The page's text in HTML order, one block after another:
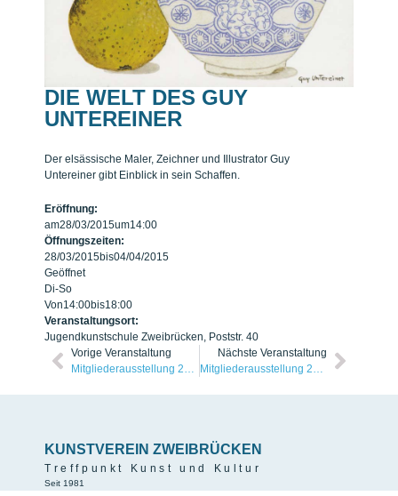
DIE WELT DES GUY
UNTEREINER
Der elsässische Maler, Zeichner und Illustrator Guy
Untereiner gibt Einblick in sein Schaffen.
Eröffnung:
am28/03/2015um14:00
Öffnungszeiten:
28/03/2015bis04/04/2015
Geöffnet
Di-So
Von14:00bis18:00
Veranstaltungsort:
Jugendkunstschule Zweibrücken, Poststr. 40
Vorige Veranstaltung
Mitgliederausstellung 2014
Nächste Veranstaltung
Mitgliederausstellung 2015
KUNSTVEREIN ZWEIBRÜCKEN
Treffpunkt Kunst und Kultur
Seit 1981